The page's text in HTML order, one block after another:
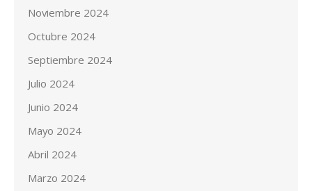
Noviembre 2024
Octubre 2024
Septiembre 2024
Julio 2024
Junio 2024
Mayo 2024
Abril 2024
Marzo 2024